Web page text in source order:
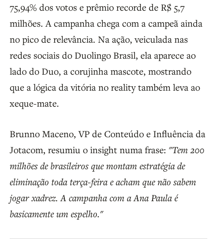
75,94% dos votos e prêmio recorde de R$ 5,7
milhões. A campanha chega com a campeã ainda
no pico de relevância. Na ação, veiculada nas
redes sociais do Duolingo Brasil, ela aparece ao
lado do Duo, a corujinha mascote, mostrando
que a lógica da vitória no reality também leva ao
xeque-mate.
Brunno Maceno, VP de Conteúdo e Influência da
Jotacom, resumiu o insight numa frase: "Tem 200
milhões de brasileiros que montam estratégia de
eliminação toda terça-feira e acham que não sabem
jogar xadrez. A campanha com a Ana Paula é
basicamente um espelho."